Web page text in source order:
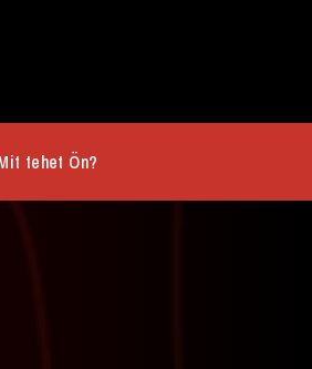
tehet Ön?